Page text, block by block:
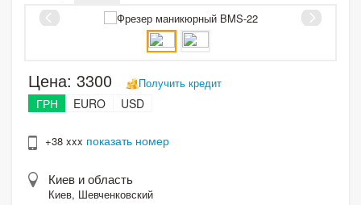
Цена: 3300 Получить кредит
ГРН EURO USD
+38 xxx показать номер
Киев и область
Киев, Шевченковский